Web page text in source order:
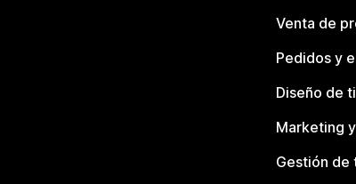
Venta de
Pedidos y
Diseño de
Marketing
Gestión de